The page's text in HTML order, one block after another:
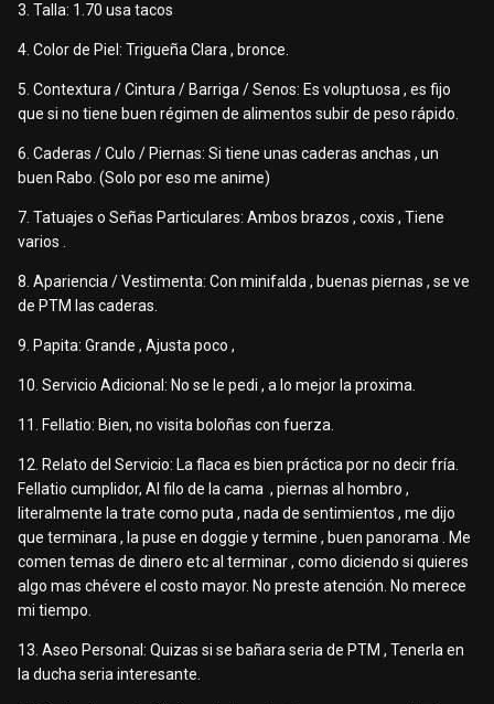
3. Talla: 1.70 usa tacos
4. Color de Piel: Trigueña Clara , bronce.
5. Contextura / Cintura / Barriga / Senos: Es voluptuosa , es fijo
que si no tiene buen régimen de alimentos subir de peso rápido.
6. Caderas / Culo / Piernas: Si tiene unas caderas anchas , un
buen Rabo. (Solo por eso me anime)
7. Tatuajes o Señas Particulares: Ambos brazos , coxis , Tiene
varios .
8. Apariencia / Vestimenta: Con minifalda , buenas piernas , se ve
de PTM las caderas.
9. Papita: Grande , Ajusta poco ,
10. Servicio Adicional: No se le pedi , a lo mejor la proxima.
11. Fellatio: Bien, no visita boloñas con fuerza.
12. Relato del Servicio: La flaca es bien práctica por no decir fría.
Fellatio cumplidor, Al filo de la cama , piernas al hombro ,
literalmente la trate como puta , nada de sentimientos , me dijo
que terminara , la puse en doggie y termine , buen panorama . Me
comen temas de dinero etc al terminar , como diciendo si quieres
algo mas chévere el costo mayor. No preste atención. No merece
mi tiempo.
13. Aseo Personal: Quizas si se bañara seria de PTM , Tenerla en
la ducha seria interesante.